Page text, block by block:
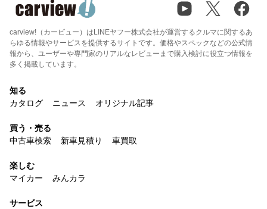
carview!（カービュー）はLINEヤフー株式会社が運営するクルマに関するあ
らゆる情報やサービスを提供するサイトです。価格やスペックなどの公式情
報から、ユーザーや専門家のリアルなレビューまで購入検討に役立つ情報を
多く掲載しています。
知る
カタログ
ニュース オリジナル記事
買う・売る
中古車検索
新車見積り 車買取
楽しむ
マイカー
みんカラ
サービス